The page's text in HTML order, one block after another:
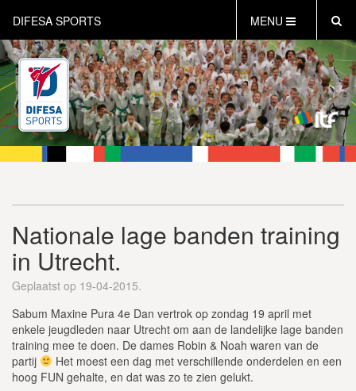
DIFESA SPORTS MENU
HOME
AKTUEEL
OVER DIFESA SPORTS
TAEKWON-DO
OPEN DUTCH
WEBSHOP
Nationale lage banden training
in Utrecht.
Geplaatst op 19-04-2015.
Sabum Maxine Pura 4e Dan vertrok op zondag 19 april met
enkele jeugdleden naar Utrecht om aan de landelijke lage banden
training mee te doen. De dames Robin & Noah waren van de
partij
Het moest een dag met verschillende onderdelen en een
hoog FUN gehalte, en dat was zo te zien gelukt.